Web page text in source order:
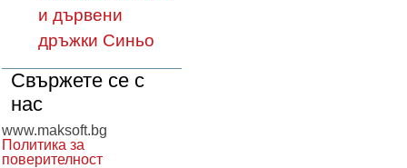
и дървени
дръжки Синьо
Свържете се с
нас
www.maksoft.bg
Политика за
поверителност